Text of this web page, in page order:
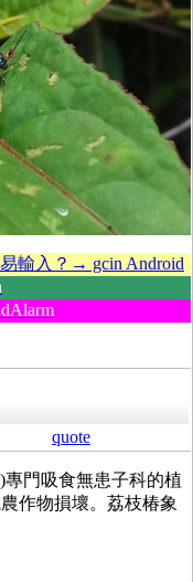
輸入？→ gcin Android
quote
專門吸食無患子科的植
作物損壞。荔枝椿象